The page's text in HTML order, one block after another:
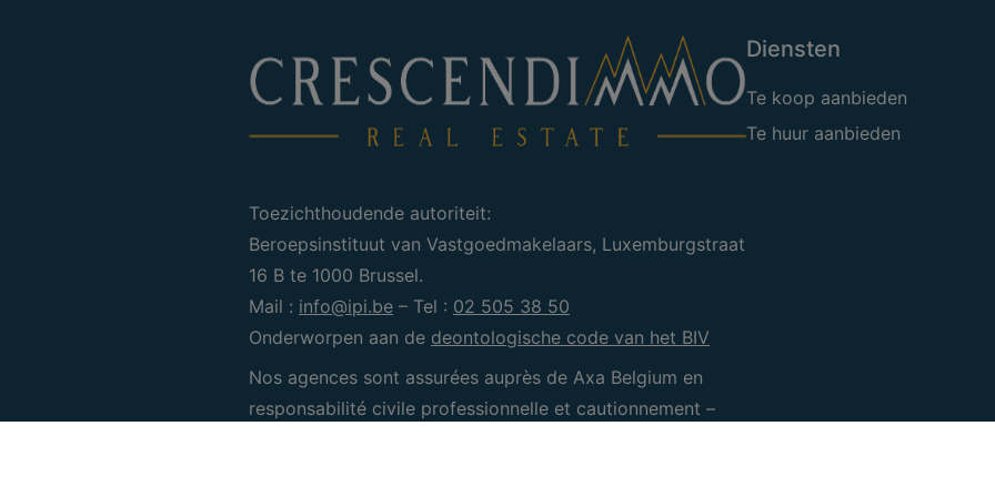
Toezichthoudende autoriteit:
Beroepsinstituut van Vastgoedmakelaars, Luxemburgstraat
16 B te 1000 Brussel.
Mail : info@ipi.be – Tel : 02 505 38 50
Onderworpen aan de deontologische code van het BIV
Nos agences sont assurées auprès de Axa Belgium en
responsabilité civile professionnelle et cautionnement –
Diensten
Te koop aanbieden
Te huur aanbieden